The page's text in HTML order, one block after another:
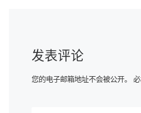
发表评论
您的电子邮箱地址不会被公开。